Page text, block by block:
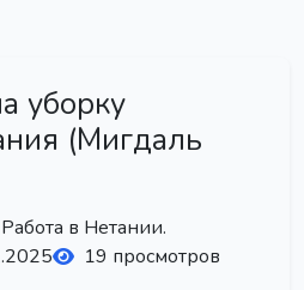
уборку
(Мигдаль
в Нетании.
19 просмотров